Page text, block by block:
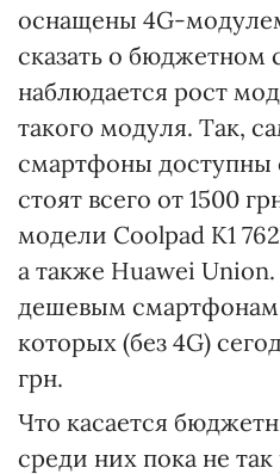
оснащены 4G-
сказать о бюджетном
наблюдается рост
такого модуля. Так,
смартфоны доступны
стоят всего от 1500
модели Coolpad K1
а также Huawei
дешевым
которых (без 4G)
грн.
Что касается
среди них пока не